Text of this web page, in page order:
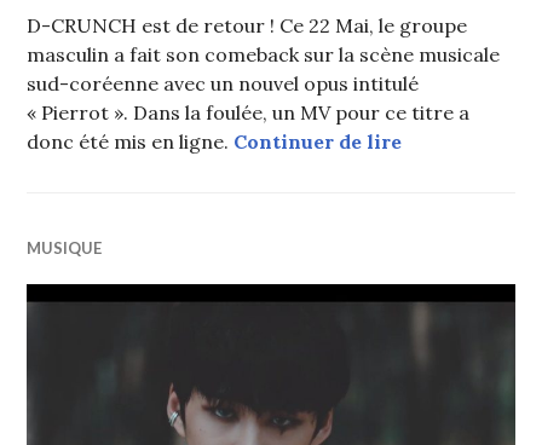
D-CRUNCH est de retour ! Ce 22 Mai, le groupe
masculin a fait son comeback sur la scène musicale
sud-coréenne avec un nouvel opus intitulé
« Pierrot ». Dans la foulée, un MV pour ce titre a
donc été mis en ligne. Continuer de lireD-CRUNCH
MUSIQUE